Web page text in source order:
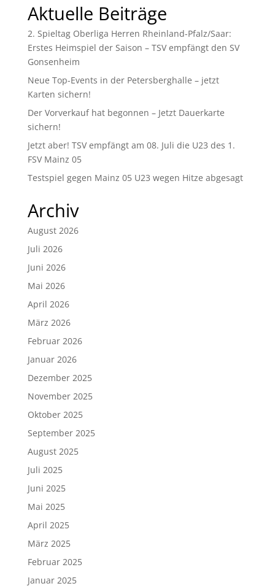
Aktuelle Beiträge
2. Spieltag Oberliga Herren Rheinland-Pfalz/Saar:
Erstes Heimspiel der Saison – TSV empfängt den SV
Gonsenheim
Neue Top-Events in der Petersberghalle – jetzt
Karten sichern!
Der Vorverkauf hat begonnen – Jetzt Dauerkarte
sichern!
Jetzt aber! TSV empfängt am 08. Juli die U23 des 1.
FSV Mainz 05
Testspiel gegen Mainz 05 U23 wegen Hitze abgesagt
Archiv
August 2026
Juli 2026
Juni 2026
Mai 2026
April 2026
März 2026
Februar 2026
Januar 2026
Dezember 2025
November 2025
Oktober 2025
September 2025
August 2025
Juli 2025
Juni 2025
Mai 2025
April 2025
März 2025
Februar 2025
Januar 2025